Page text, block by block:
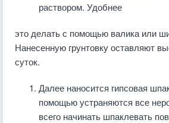
раствором. Удобнее
это делать с помощью валика или
Нанесенную грунтовку оставляют
суток.
Далее наносится гипсовая
помощью устраняются все
всего начинать шпаклевать